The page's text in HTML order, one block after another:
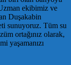
ekibimiz ve
Duşakabin
sunuyoruz. Tüm su
ortağınız olarak,
yaşamanızı